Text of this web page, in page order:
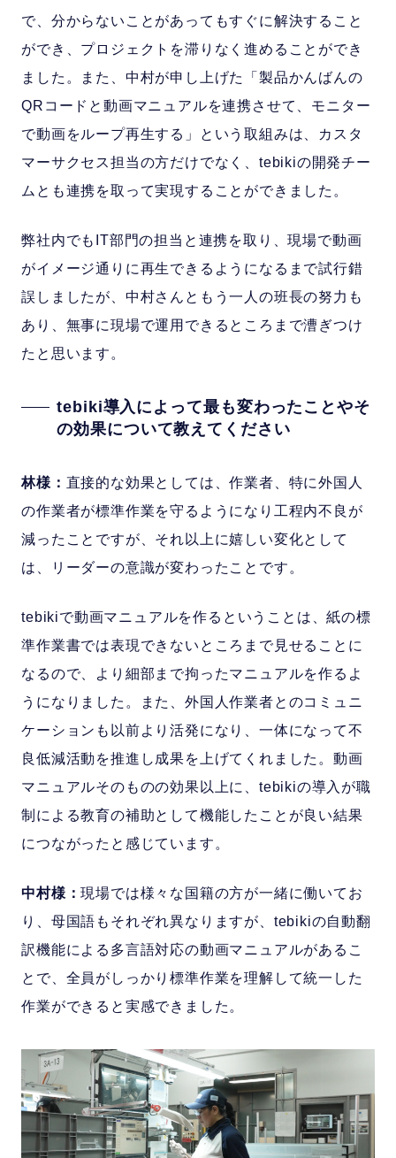
で、分からないことがあってもすぐに解決すること
ができ、プロジェクトを滞りなく進めることができ
ました。また、中村が申し上げた「製品かんばんの
QRコードと動画マニュアルを連携させて、モニター
で動画をループ再生する」という取組みは、カスタ
マーサクセス担当の方だけでなく、tebikiの開発チー
ムとも連携を取って実現することができました。
弊社内でもIT部門の担当と連携を取り、現場で動画
がイメージ通りに再生できるようになるまで試行錯
誤しましたが、中村さんともう一人の班長の努力も
あり、無事に現場で運用できるところまで漕ぎつけ
たと思います。
tebiki導入によって最も変わったことやそ
の効果について教えてください
林様： 直接的な効果としては、作業者、特に外国人
の作業者が標準作業を守るようになり工程内不良が
減ったことですが、それ以上に嬉しい変化として
は、リーダーの意識が変わったことです。
tebikiで動画マニュアルを作るということは、紙の標
準作業書では表現できないところまで見せることに
なるので、より細部まで拘ったマニュアルを作るよ
うになりました。また、外国人作業者とのコミュニ
ケーションも以前より活発になり、一体になって不
良低減活動を推進し成果を上げてくれました。動画
マニュアルそのものの効果以上に、tebikiの導入が職
制による教育の補助として機能したことが良い結果
につながったと感じています。
中村様：現場では様々な国籍の方が一緒に働いてお
り、母国語もそれぞれ異なりますが、tebikiの自動翻
訳機能による多言語対応の動画マニュアルがあるこ
とで、全員がしっかり標準作業を理解して統一した
作業ができると実感できました。